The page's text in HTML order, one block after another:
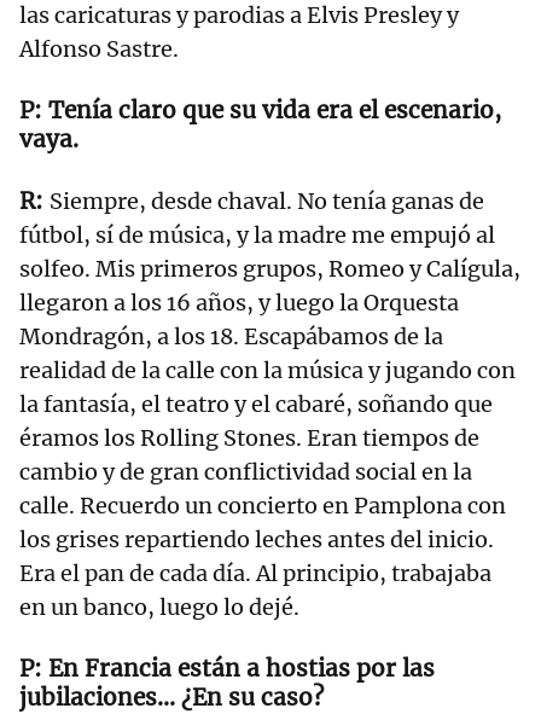
las caricaturas y parodias a Elvis Presley y
Alfonso Sastre.
Tenía claro que su vida era el escenario,
vaya.
Siempre, desde chaval. No tenía ganas de
fútbol, sí de música, y la madre me empujó al
solfeo. Mis primeros grupos, Romeo y Calígula,
llegaron a los 16 años, y luego la Orquesta
Mondragón, a los 18. Escapábamos de la
realidad de la calle con la música y jugando con
la fantasía, el teatro y el cabaré, soñando que
éramos los Rolling Stones. Eran tiempos de
cambio y de gran conflictividad social en la
calle. Recuerdo un concierto en Pamplona con
los grises repartiendo leches antes del inicio.
Era el pan de cada día. Al principio, trabajaba
en un banco, luego lo dejé.
En Francia están a hostias por las
jubilaciones… ¿En su caso?